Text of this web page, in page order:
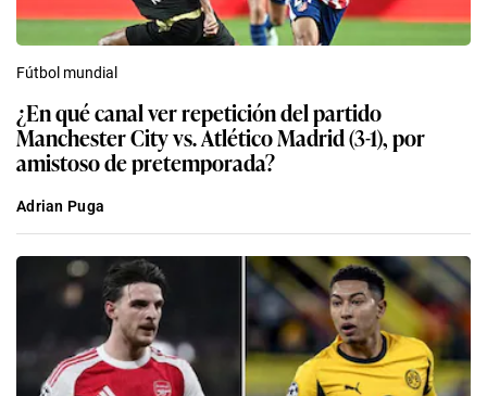
Fútbol mundial
¿En qué canal ver repetición del partido
Manchester City vs. Atlético Madrid (3-1), por
amistoso de pretemporada?
Adrian Puga